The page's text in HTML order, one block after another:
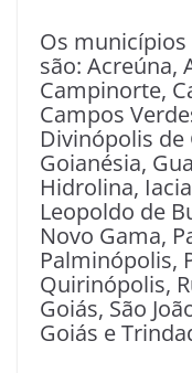
Os
são: Acreúna,
Campinorte,
Campos
Divinópolis de
Goianésia,
Hidrolina,
Leopoldo de
Novo Gama,
Palminópolis,
Quirinópolis,
Goiás, São
Goiás e